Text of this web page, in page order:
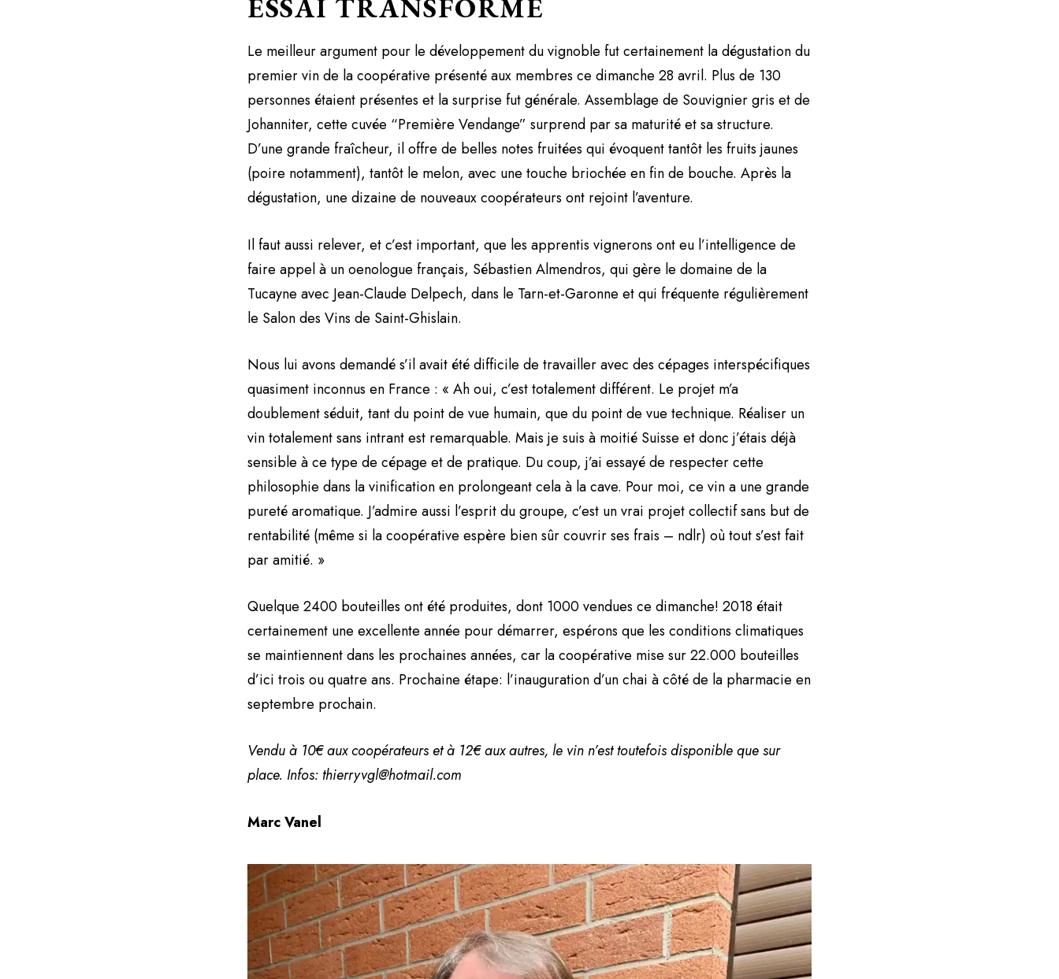
ESSAI TRANSFORMÉ
Le meilleur argument pour le développement du vignoble fut certainement la dégustation du
premier vin de la coopérative présenté aux membres ce dimanche 28 avril. Plus de 130
personnes étaient présentes et la surprise fut générale. Assemblage de Souvignier gris et de
Johanniter, cette cuvée “Première Vendange” surprend par sa maturité et sa structure.
D’une grande fraîcheur, il offre de belles notes fruitées qui évoquent tantôt les fruits jaunes
(poire notamment), tantôt le melon, avec une touche briochée en fin de bouche. Après la
dégustation, une dizaine de nouveaux coopérateurs ont rejoint l’aventure.
Il faut aussi relever, et c’est important, que les apprentis vignerons ont eu l’intelligence de
faire appel à un oenologue français, Sébastien Almendros, qui gère le domaine de la
Tucayne avec Jean-Claude Delpech, dans le Tarn-et-Garonne et qui fréquente régulièrement
le Salon des Vins de Saint-Ghislain.
Nous lui avons demandé s’il avait été difficile de travailler avec des cépages interspécifiques
quasiment inconnus en France : « Ah oui, c’est totalement différent. Le projet m’a
doublement séduit, tant du point de vue humain, que du point de vue technique. Réaliser un
vin totalement sans intrant est remarquable. Mais je suis à moitié Suisse et donc j’étais déjà
sensible à ce type de cépage et de pratique. Du coup, j’ai essayé de respecter cette
philosophie dans la vinification en prolongeant cela à la cave. Pour moi, ce vin a une grande
pureté aromatique. J’admire aussi l’esprit du groupe, c’est un vrai projet collectif sans but de
rentabilité (même si la coopérative espère bien sûr couvrir ses frais – ndlr) où tout s’est fait
par amitié. »
Quelque 2400 bouteilles ont été produites, dont 1000 vendues ce dimanche! 2018 était
certainement une excellente année pour démarrer, espérons que les conditions climatiques
se maintiennent dans les prochaines années, car la coopérative mise sur 22.000 bouteilles
d’ici trois ou quatre ans. Prochaine étape: l’inauguration d’un chai à côté de la pharmacie en
septembre prochain.
Vendu à 10€ aux coopérateurs et à 12€ aux autres, le vin n’est toutefois disponible que sur
place. Infos: thierryvgl@hotmail.com
Marc Vanel